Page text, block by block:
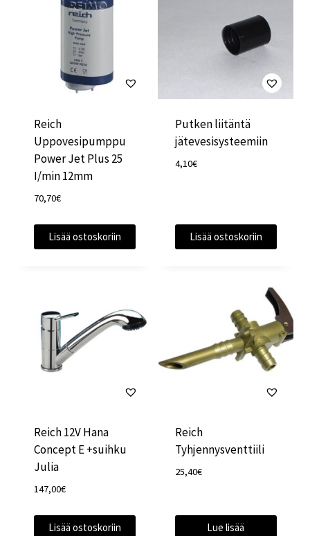
Reich
Uppovesipumppu
Power Jet Plus 25
I/min 12mm
70,70€
Lisää ostoskoriin
Putken liitäntä
jätevesisysteemiin
4,10€
Lisää ostoskoriin
Reich 12V Hana
Concept E +suihku
Julia
147,00€
Lisää ostoskoriin
Reich
Tyhjennysventtiili
25,40€
Lue lisää